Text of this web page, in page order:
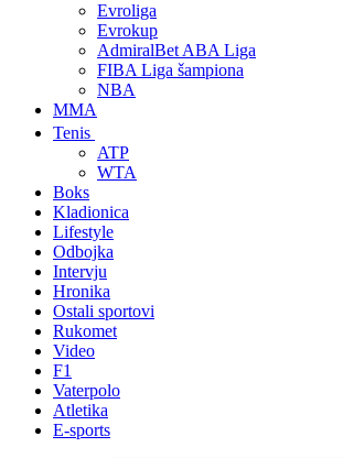
Evroliga
Evrokup
AdmiralBet ABA Liga
FIBA Liga šampiona
NBA
MMA
Tenis
ATP
WTA
Boks
Kladionica
Lifestyle
Odbojka
Intervju
Hronika
Ostali sportovi
Rukomet
Video
F1
Vaterpolo
Atletika
E-sports